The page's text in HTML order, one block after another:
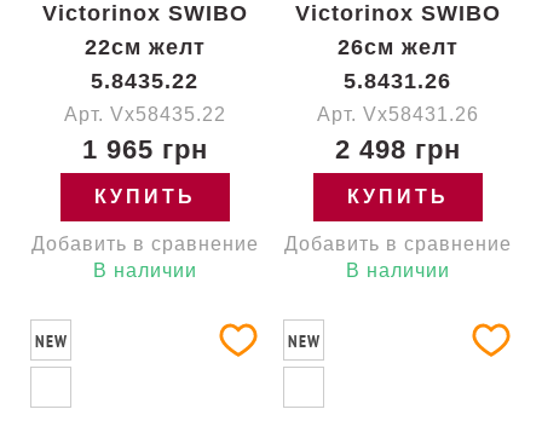
Victorinox SWIBO
22см желт
5.8435.22
Арт. Vx58435.22
1 965 грн
КУПИТЬ
Добавить в сравнение
В наличии
Victorinox SWIBO
26см желт
5.8431.26
Арт. Vx58431.26
2 498 грн
КУПИТЬ
Добавить в сравнение
В наличии
NEW NEW